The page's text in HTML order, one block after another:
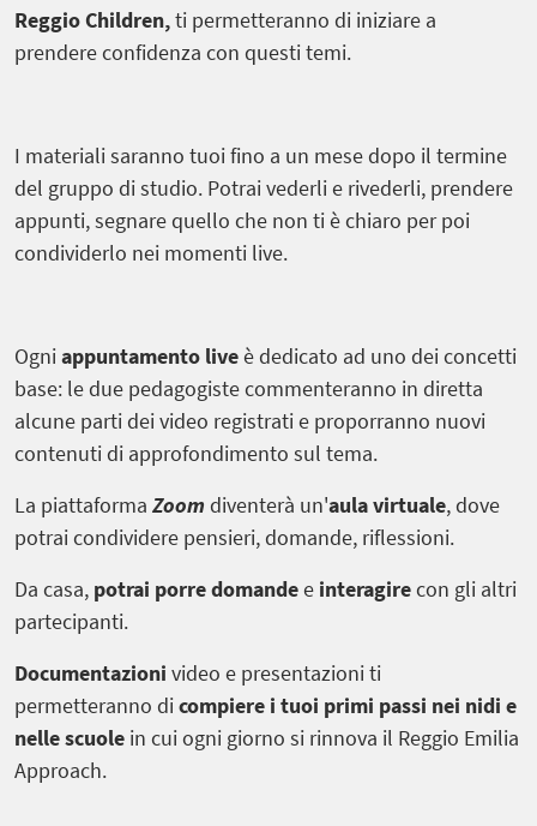
Reggio Children,ti permetteranno di iniziare a
prendere confidenza con questi temi.
I materiali saranno tuoi fino a un mese dopo il termine
del gruppo di studio. Potrai vederli e rivederli, prendere
appunti, segnare quello che non ti è chiaro per poi
condividerlo nei momenti live.
Ogniappuntamento liveè dedicato ad uno dei concetti
base: le due pedagogiste commenteranno in diretta
alcune parti dei video registrati e proporranno nuovi
contenuti di approfondimento sul tema.
La piattaforma Zoom diventerà un'aula virtuale, dove
potrai condividere pensieri, domande, riflessioni.
Da casa, potrai porre domandee interagirecon gli altri
partecipanti.
Documentazioni video e presentazioni ti
permetteranno dicompiere i tuoi primi passi nei nidi e
nelle scuole in cui ogni giorno si rinnova il Reggio Emilia
Approach.